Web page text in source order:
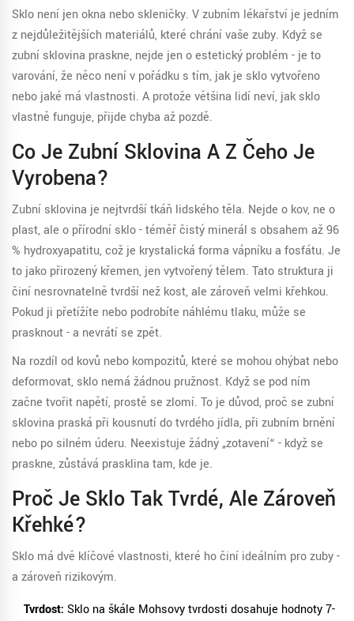
Sklo není jen okna nebo skleničky. V zubním lékařství je jedním
z nejdůležitějších materiálů, které chrání vaše zuby. Když se
zubní sklovina praskne, nejde jen o estetický problém - je to
varování, že něco není v pořádku s tím, jak je sklo vytvořeno
nebo jaké má vlastnosti. A protože většina lidí neví, jak sklo
vlastně funguje, přijde chyba až pozdě.
Co Je Zubní Sklovina A Z Čeho Je
Vyrobena?
Zubní sklovina je nejtvrdší tkáň lidského těla. Nejde o kov, ne o
plast, ale o přírodní sklo - téměř čistý minerál s obsahem až 96
% hydroxyapatitu, což je krystalická forma vápníku a fosfátu. Je
to jako přirozený křemen, jen vytvořený tělem. Tato struktura ji
činí nesrovnatelně tvrdší než kost, ale zároveň velmi křehkou.
Pokud ji přetížíte nebo podrobíte náhlému tlaku, může se
prasknout - a nevrátí se zpět.
Na rozdíl od kovů nebo kompozitů, které se mohou ohýbat nebo
deformovat, sklo nemá žádnou pružnost. Když se pod ním
začne tvořit napětí, prostě se zlomí. To je důvod, proč se zubní
sklovina praská při kousnutí do tvrdého jídla, při zubním brnění
nebo po silném úderu. Neexistuje žádný „zotavení“ - když se
praskne, zůstává prasklina tam, kde je.
Proč Je Sklo Tak Tvrdé, Ale Zároveň
Křehké?
Sklo má dvě klíčové vlastnosti, které ho činí ideálním pro zuby -
a zároveň rizikovým.
Tvrdost: Sklo na škále Mohsovy tvrdosti dosahuje hodnoty 7-